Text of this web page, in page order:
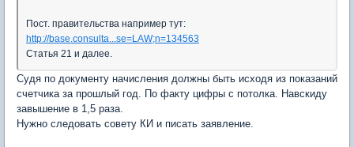
Пост. правительства например тут:
http://base.consulta...se=LAW;n=134563
Статья 21 и далее.
Судя по документу начисления должны быть исходя из показаний
счетчика за прошлый год. По факту цифры с потолка. Навскиду
завышение в 1,5 раза.
Нужно следовать совету КИ и писать заявление.